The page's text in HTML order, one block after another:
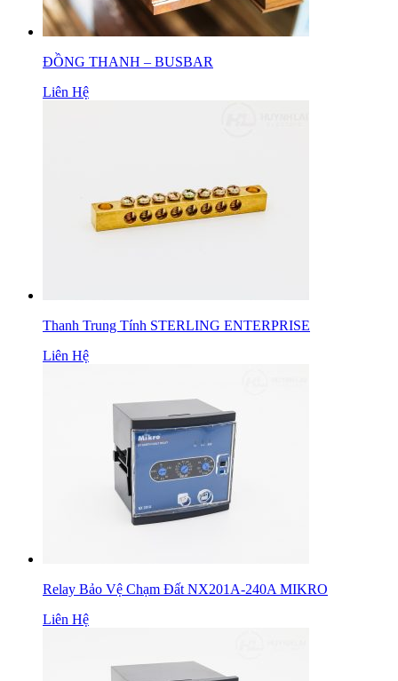
ĐỒNG THANH – BUSBAR
Liên Hệ
Thanh Trung Tính STERLING ENTERPRISE
Liên Hệ
Relay Bảo Vệ Chạm Đất NX201A-240A MIKRO
Liên Hệ